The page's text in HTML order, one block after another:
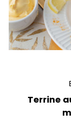
Terrine